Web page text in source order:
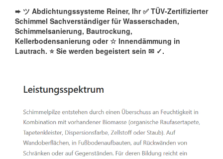
➨ ツ Abdichtungssysteme Reiner, Ihr ✅ TÜV-Zertifizierter
Schimmel Sachverständiger für Wasserschaden,
Schimmelsanierung, Bautrockung,
Kellerbodensanierung oder ☆ Innendämmung in
Lautrach. ⭐ Sie werden begeistert sein ✉ ✓️.